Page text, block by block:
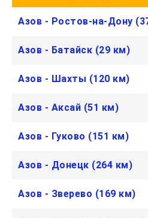
Азов - Ростов-на-Дону
Азов - Батайск (29 км)
Азов - Шахты (120 км)
Азов - Аксай (51 км)
Азов - Гуково (151 км)
Азов - Донецк (264 км)
Азов - Зверево (169 км)